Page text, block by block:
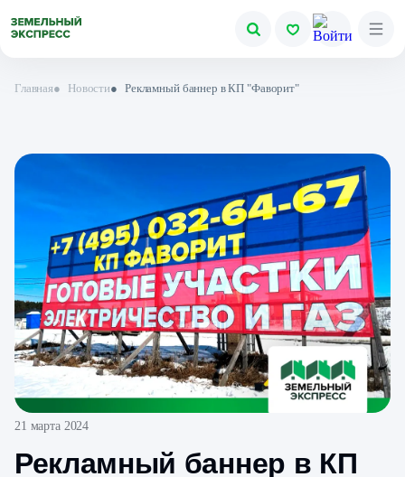
Главная● Новости● Рекламный баннер в КП "Фаворит"
21 марта 2024
Рекламный баннер в КП